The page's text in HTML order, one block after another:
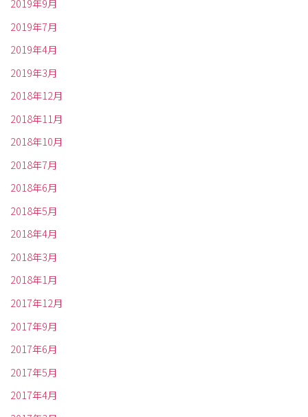
2019年9月
2019年7月
2019年4月
2019年3月
2018年12月
2018年11月
2018年10月
2018年7月
2018年6月
2018年5月
2018年4月
2018年3月
2018年1月
2017年12月
2017年9月
2017年6月
2017年5月
2017年4月